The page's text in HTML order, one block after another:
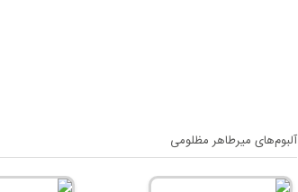
آلبوم‌های میرطاهر مظلومی